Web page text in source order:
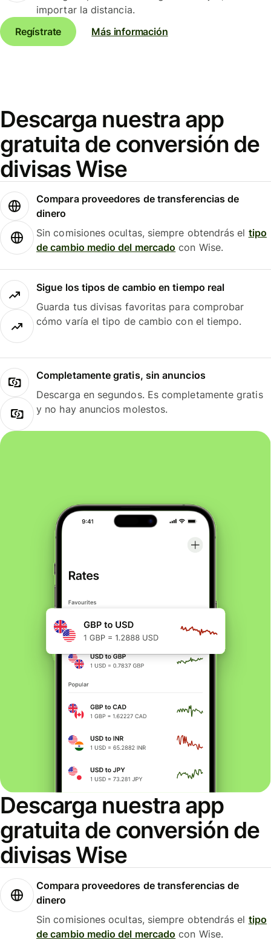
importar la distancia.
Regístrate
Más información
Descarga nuestra app
gratuita de conversión de
divisas Wise
Compara proveedores de transferencias de
dinero
Sin comisiones ocultas, siempre obtendrás el tipo
de cambio medio del mercado con Wise.
Sigue los tipos de cambio en tiempo real
Guarda tus divisas favoritas para comprobar
cómo varía el tipo de cambio con el tiempo.
Completamente gratis, sin anuncios
Descarga en segundos. Es completamente gratis
y no hay anuncios molestos.
Descarga nuestra app
gratuita de conversión de
divisas Wise
Compara proveedores de transferencias de
dinero
Sin comisiones ocultas, siempre obtendrás el tipo
de cambio medio del mercado con Wise.